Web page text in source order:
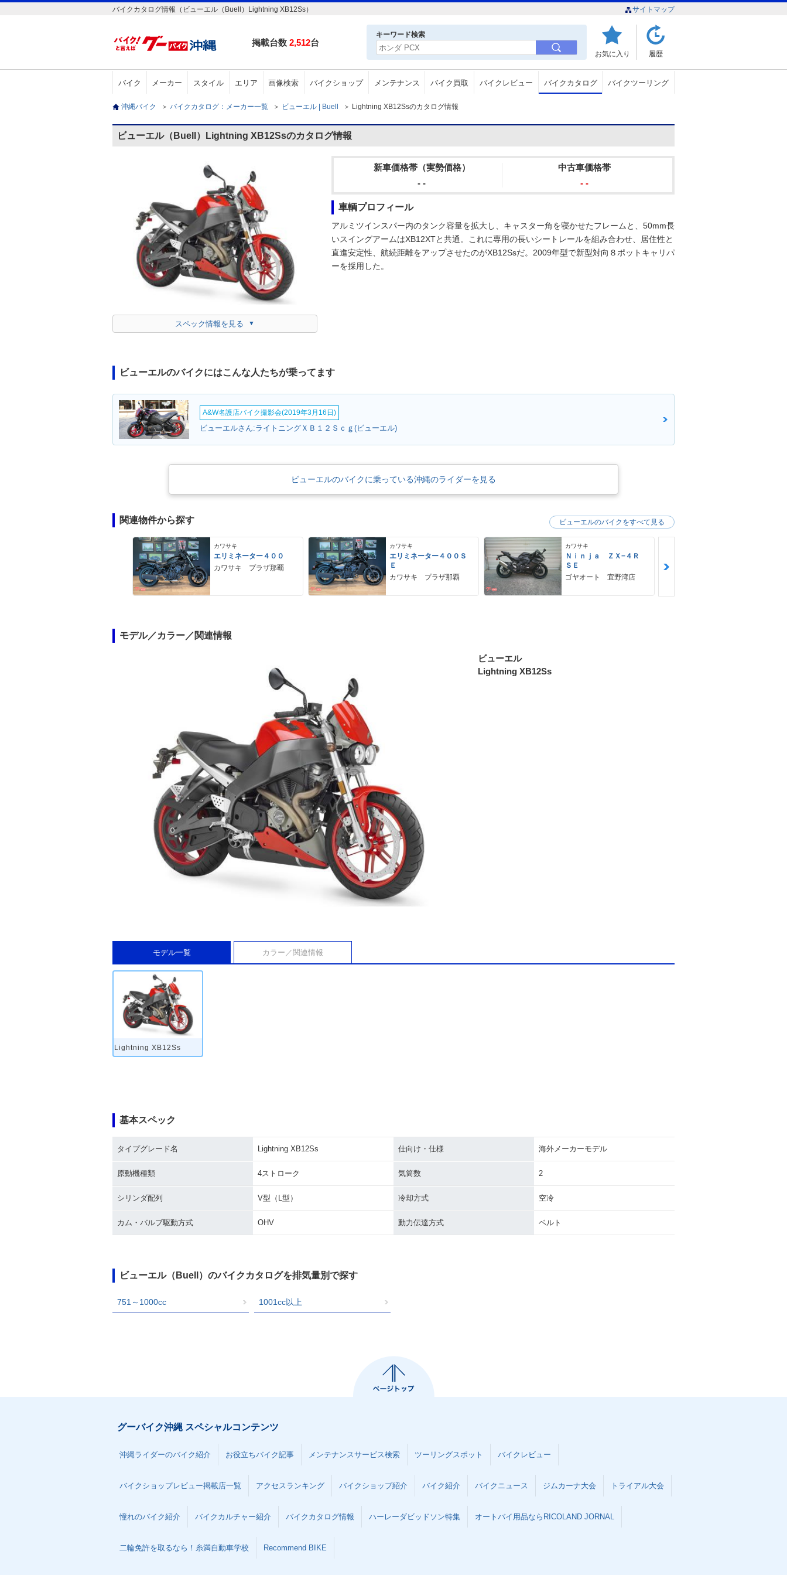
バイクカタログ情報（ビューエル（Buell）Lightning XB12Ss） サイトマップ
掲載台数 2,512台
キーワード検索
お気に入り 履歴
バイク メーカー スタイル エリア 画像検索 バイクショップ メンテナンス バイク買取 バイクレビュー バイクカタログ バイクツーリング
沖縄バイク ＞ バイクカタログ：メーカー一覧 ＞ ビューエル | Buell ＞ Lightning XB12Ssのカタログ情報
ビューエル（Buell）Lightning XB12Ssのカタログ情報
スペック情報を見る
新車価格帯（実勢価格）
- -
中古車価格帯
- -
車輌プロフィール
アルミツインスパー内のタンク容量を拡大し、キャスター角を寝かせたフレームと、50mm長
いスイングアームはXB12XTと共通。これに専用の長いシートレールを組み合わせ、居住性と
直進安定性、航続距離をアップさせたのがXB12Ssだ。2009年型で新型対向８ポットキャリパ
ーを採用した。
ビューエルのバイクにはこんな人たちが乗ってます
A&W名護店バイク撮影会(2019年3月16日)
ビューエルさん:ライトニングＸＢ１２Ｓｃｇ(ビューエル)
ビューエルのバイクに乗っている沖縄のライダーを見る
関連物件から探す
カワサキ
エリミネーター４００
カワサキ プラザ那覇
カワサキ
エリミネーター４００Ｓ
Ｅ
カワサキ プラザ那覇
カワサキ
Ｎｉｎｊａ ＺＸ−４Ｒ
ＳＥ
ゴヤオート 宜野湾店
ビューエルのバイクをすべて見る
モデル／カラー／関連情報
ビューエル
Lightning XB12Ss
モデル一覧 カラー／関連情報
Lightning XB12Ss
基本スペック
タイプグレード名 Lightning XB12Ss 仕向け・仕様 海外メーカーモデル
原動機種類 4ストローク 気筒数 2
シリンダ配列 V型（L型） 冷却方式 空冷
カム・バルブ駆動方式 OHV 動力伝達方式 ベルト
ビューエル（Buell）のバイクカタログを排気量別で探す
751～1000cc 1001cc以上
グーバイク沖縄 スペシャルコンテンツ
沖縄ライダーのバイク紹介 お役立ちバイク記事 メンテナンスサービス検索 ツーリングスポット バイクレビュー
バイクショップレビュー掲載店一覧 アクセスランキング バイクショップ紹介 バイク紹介 バイクニュース ジムカーナ大会 トライアル大会
憧れのバイク紹介 バイクカルチャー紹介 バイクカタログ情報 ハーレーダビッドソン特集 オートバイ用品ならRICOLAND JORNAL
二輪免許を取るなら！糸満自動車学校 Recommend BIKE